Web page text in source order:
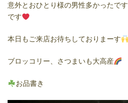
意外とおひとり様の男性多かったです
です
本日もご来店お待ちしておりまーす
ブロッコリー、さつまいも大高産
お品書き